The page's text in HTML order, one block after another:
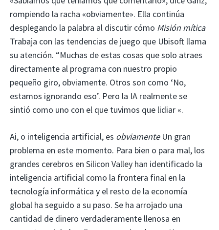
rompiendo la racha «obviamente». Ella continúa
desplegando la palabra al discutir cómo Misión mítica
Trabaja con las tendencias de juego que Ubisoft llama
su atención. “Muchas de estas cosas que solo atraes
directamente al programa con nuestro propio
pequeño giro, obviamente. Otros son como ‘No,
estamos ignorando eso’. Pero la IA realmente se
sintió como uno con el que tuvimos que lidiar «.
Ai, o inteligencia artificial, es obviamenteUn gran
problema en este momento. Para bien o para mal, los
grandes cerebros en Silicon Valley han identificado la
inteligencia artificial como la frontera final en la
tecnología informática y el resto de la economía
global ha seguido a su paso. Se ha arrojado una
cantidad de dinero verdaderamente llenosa en